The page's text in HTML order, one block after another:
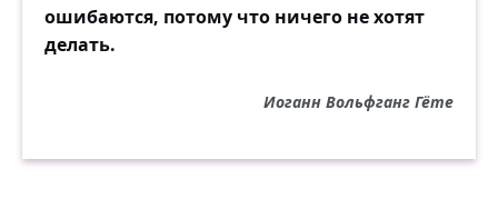
ошибаются, потому что ничего не хотят
делать.
Иоганн Вольфганг Гёте